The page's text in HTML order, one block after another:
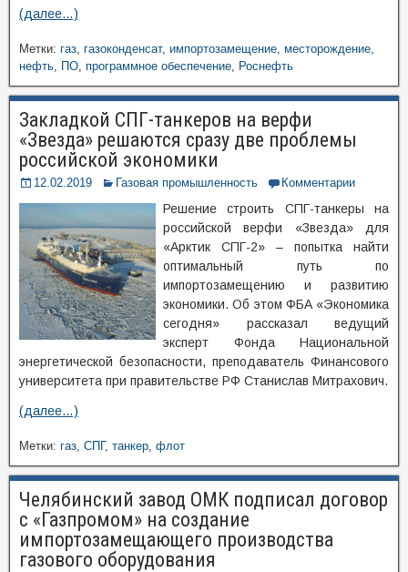
(далее…)
Метки: газ, газоконденсат, импортозамещение, месторождение,
нефть, ПО, программное обеспечение, Роснефть
Закладкой СПГ-танкеров на верфи
«Звезда» решаются сразу две проблемы
российской экономики
12.02.2019 Газовая промышленность Комментарии
Решение строить СПГ-танкеры на
российской верфи «Звезда» для
«Арктик СПГ-2» – попытка найти
оптимальный путь по
импортозамещению и развитию
экономики. Об этом ФБА «Экономика
сегодня» рассказал ведущий
эксперт Фонда Национальной
энергетической безопасности, преподаватель Финансового
университета при правительстве РФ Станислав Митрахович.
(далее…)
Метки: газ, СПГ, танкер, флот
Челябинский завод ОМК подписал договор
с «Газпромом» на создание
импортозамещающего производства
газового оборудования